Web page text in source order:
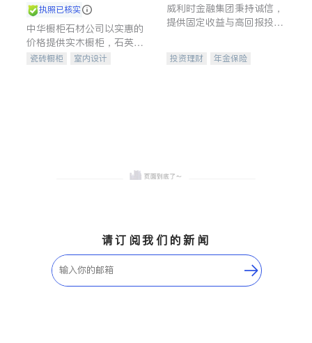
执照已核实
中华橱柜石材公司以实惠的
价格提供实木橱柜，石英石
台面，多种优质不锈钢水
瓷砖橱柜
室内设计
威利时金融集团秉持诚信，
提供固定收益与高回报投资
合，助力客户实现目标
投资理财
年金保险
请订阅我们的新闻